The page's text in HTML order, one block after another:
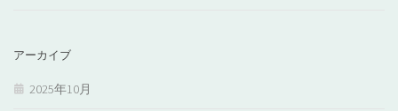
アーカイブ
2025年10月